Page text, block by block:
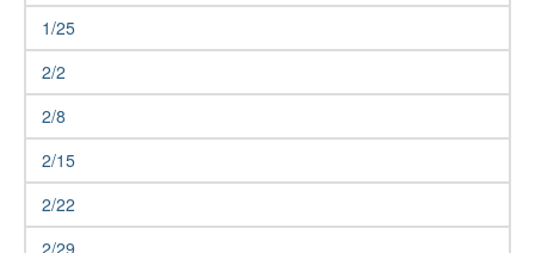
1/25
2/2
2/8
2/15
2/22
2/29